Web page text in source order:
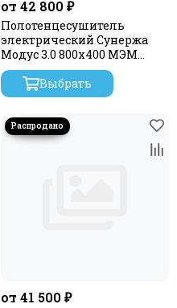
от 42 800 ₽
Полотенцесушитель
электрический Сунержа
Модус 3.0 800х400 МЭМ
левый
Выбрать
от 41 500 ₽